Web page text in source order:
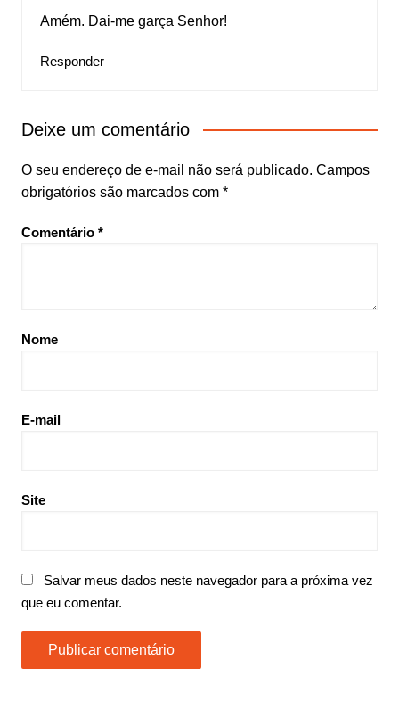
Amém. Dai-me garça Senhor!
Responder
Deixe um comentário
O seu endereço de e-mail não será publicado. Campos
obrigatórios são marcados com *
Comentário *
Nome
E-mail
Site
Salvar meus dados neste navegador para a próxima vez
que eu comentar.